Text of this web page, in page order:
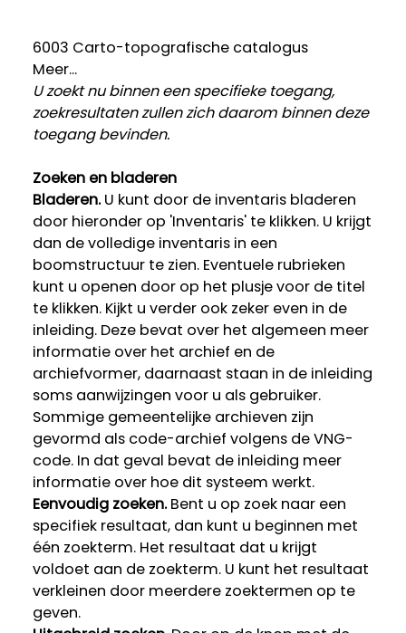
6003 Carto-topografische catalogus
Meer...
U zoekt nu binnen een specifieke toegang,
zoekresultaten zullen zich daarom binnen deze
toegang bevinden.
Zoeken en bladeren
Bladeren.U kunt door de inventaris bladeren
door hieronder op 'Inventaris' te klikken. U krijgt
dan de volledige inventaris in een
boomstructuur te zien. Eventuele rubrieken
kunt u openen door op het plusje voor de titel
te klikken. Kijkt u verder ook zeker even in de
inleiding. Deze bevat over het algemeen meer
informatie over het archief en de
archiefvormer, daarnaast staan in de inleiding
soms aanwijzingen voor u als gebruiker.
Sommige gemeentelijke archieven zijn
gevormd als code-archief volgens de VNG-
code. In dat geval bevat de inleiding meer
informatie over hoe dit systeem werkt.
Eenvoudig zoeken.Bent u op zoek naar een
specifiek resultaat, dan kunt u beginnen met
één zoekterm. Het resultaat dat u krijgt
voldoet aan de zoekterm. U kunt het resultaat
verkleinen door meerdere zoektermen op te
geven.